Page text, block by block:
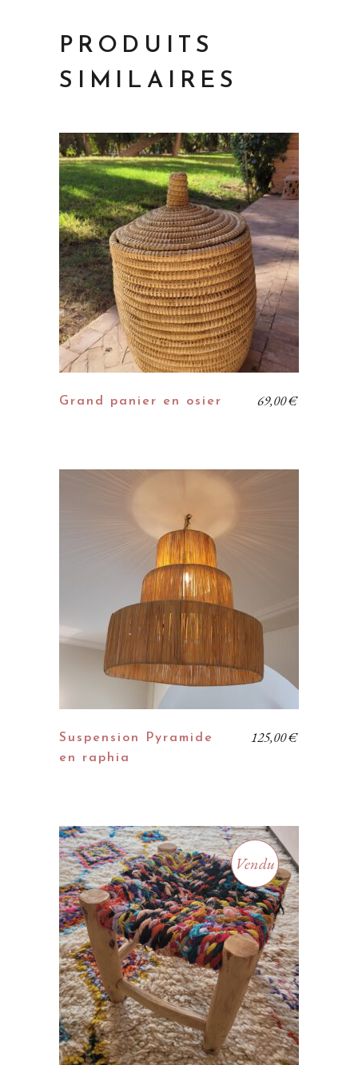
PRODUITS
SIMILAIRES
Grand panier en osier 69,00€
Suspension Pyramide
en raphia
125,00€
Vendu